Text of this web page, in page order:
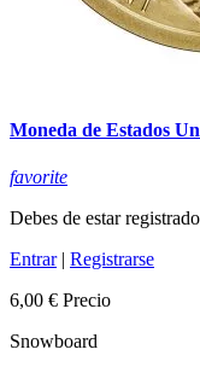
Moneda de Estados
favorite
Debes de estar registrado
Entrar| Registrarse
6,00 € Precio
Snowboard